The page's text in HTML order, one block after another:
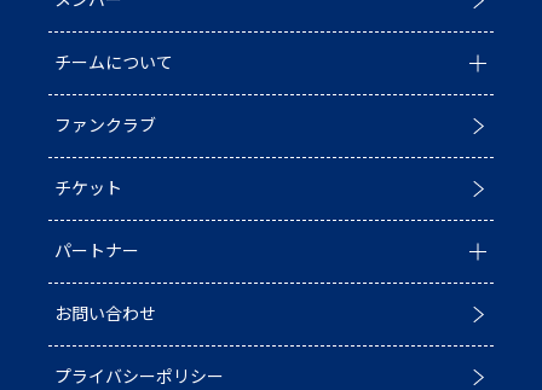
お知らせ
試合情報
普及活動
ACADEMY
D1/D2入替戦
ホストゲーム最終
第6戦ホストゲーム
青鮫祭り2026
第4戦ホストゲーム
第3戦ホストゲーム
チームについて
チーム情報
チームの歴史
ホストのご案内
ファンクラブ
チケット
パートナー
パートナー一覧
パートナー募集
お問い合わせ
プライバシーポリシー